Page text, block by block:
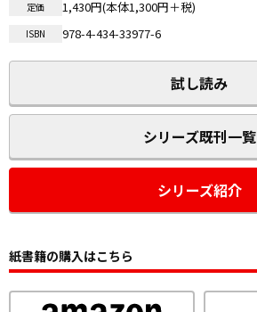
定価 1,430円(本体1,300円＋税)
ISBN 978-4-434-33977-6
試し読み
シリーズ既刊一覧
シリーズ紹介
紙書籍の購入はこちら